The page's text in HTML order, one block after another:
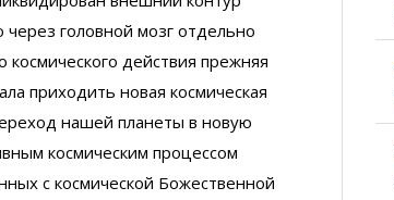
головной мозг отдельно
космического действия прежняя
приходить новая космическая
нашей планеты в новую
космическим процессом
с космической Божественной